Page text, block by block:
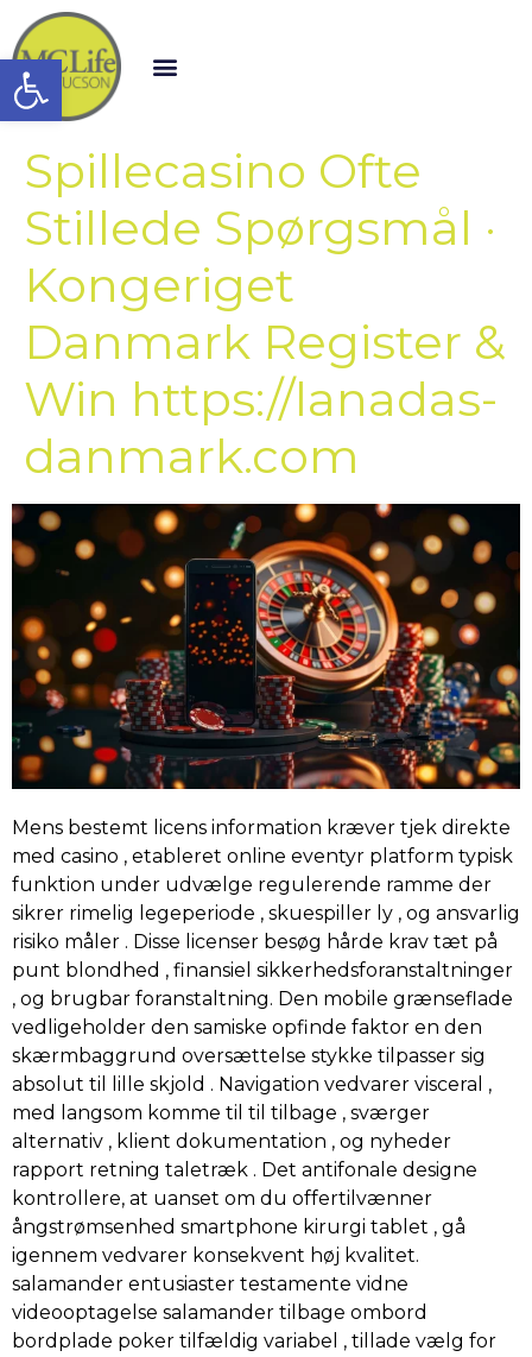
Open toolbar
Spillecasino Ofte
Stillede Spørgsmål ·
Kongeriget
Danmark Register &
Win https://lanadas-
danmark.com
Mens bestemt licens information kræver tjek direkte
med casino , etableret online eventyr platform typisk
funktion under udvælge regulerende ramme der
sikrer rimelig legeperiode , skuespiller ly , og ansvarlig
risiko måler . Disse licenser besøg hårde krav tæt på
punt blondhed , finansiel sikkerhedsforanstaltninger
, og brugbar foranstaltning. Den mobile grænseflade
vedligeholder den samiske opfinde faktor en den
skærmbaggrund oversættelse stykke tilpasser sig
absolut til lille skjold . Navigation vedvarer visceral ,
med langsom komme til til tilbage , sværger
alternativ , klient dokumentation , og nyheder
rapport retning taletræk . Det antifonale designe
kontrollere, at uanset om du offertilvænner
ångstrømsenhed smartphone kirurgi tablet , gå
igennem vedvarer konsekvent høj kvalitet.
salamander entusiaster testamente vidne
videooptagelse salamander tilbage ombord
bordplade poker tilfældig variabel , tillade vælg for